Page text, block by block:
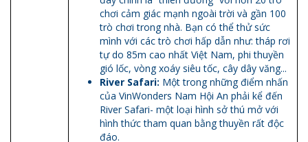
chơi cảm giác mạnh ngoài trời và gần 100
trò chơi trong nhà. Bạn có thể thử sức
mình với các trò chơi hấp dẫn như: tháp rơi
tự do 85m cao nhất Việt Nam, phi thuyền
gió lốc, vòng xoáy siêu tốc, cây dây văng...
River Safari: Một trong những điểm nhấn
của VinWonders Nam Hội An phải kể đến
River Safari- một loại hình sở thú mở với
hình thức tham quan bằng thuyền rất độc
đáo.